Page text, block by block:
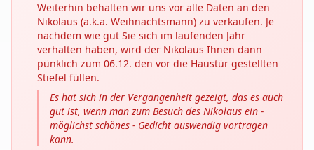
Weiterhin behalten wir uns vor alle Daten an den
Nikolaus (a.k.a. Weihnachtsmann) zu verkaufen. Je
nachdem wie gut Sie sich im laufenden Jahr
verhalten haben, wird der Nikolaus Ihnen dann
pünklich zum 06.12. den vor die Haustür gestellten
Stiefel füllen.
Es hat sich in der Vergangenheit gezeigt, das es auch
gut ist, wenn man zum Besuch des Nikolaus ein -
möglichst schönes - Gedicht auswendig vortragen
kann.